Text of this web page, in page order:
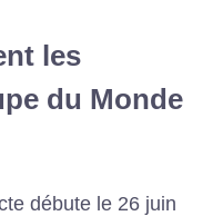
les
du Monde
débute le 26 juin